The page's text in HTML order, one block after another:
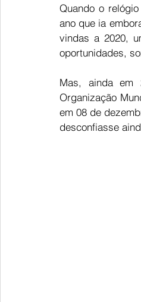
Maternidade Vida
Quando o
ano que ia
vindas a 2020,
oportunidades,
Mas, ainda em
Organização
em 08 de
desconfiasse